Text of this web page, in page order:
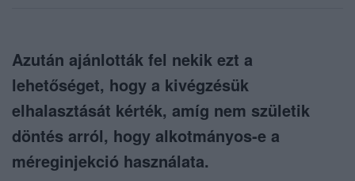
Azután ajánlották fel nekik ezt a
lehetőséget, hogy a kivégzésük
elhalasztását kérték, amíg nem születik
döntés arról, hogy alkotmányos-e a
méreginjekció használata.